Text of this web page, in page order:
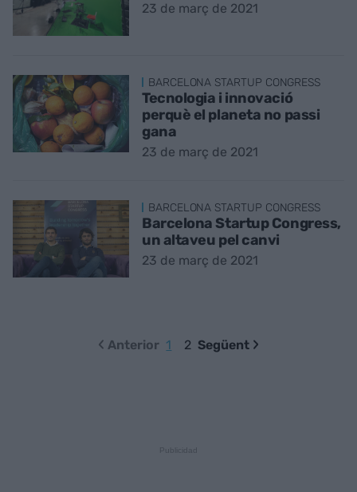
23 de març de 2021
BARCELONA STARTUP CONGRESS
Tecnologia i innovació
perquè el planeta no passi
gana
23 de març de 2021
BARCELONA STARTUP CONGRESS
Barcelona Startup Congress,
un altaveu pel canvi
23 de març de 2021
Anterior 1 2 Següent